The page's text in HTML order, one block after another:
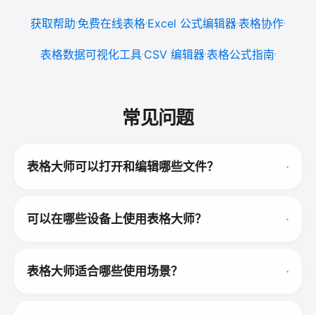
获取帮助 免费在线表格 Excel 公式编辑器表格协作
表格数据可视化工具 CSV 编辑器表格公式指南
常见问题
表格大师可以打开和编辑哪些文件？
可以在哪些设备上使用表格大师？
表格大师适合哪些使用场景？